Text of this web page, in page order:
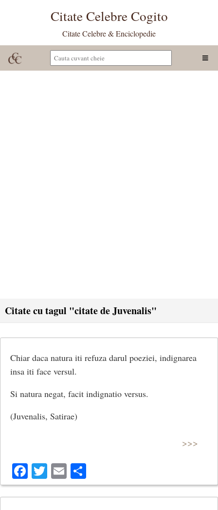
Citate Celebre Cogito
Citate Celebre & Enciclopedie
Citate cu tagul "citate de Juvenalis"
Chiar daca natura iti refuza darul poeziei, indignarea
insa iti face versul.
Si natura negat, facit indignatio versus.
(Juvenalis, Satirae)
>>>
Facebook
Twitter
Email